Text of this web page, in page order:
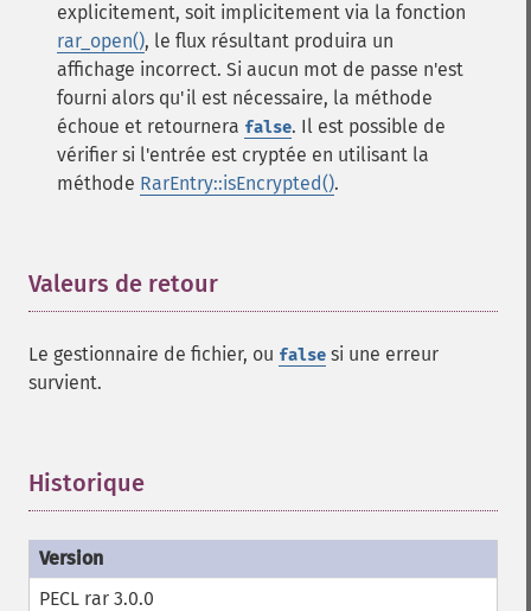
explicitement, soit implicitement via la fonction
rar_open(), le flux résultant produira un
affichage incorrect. Si aucun mot de passe n'est
fourni alors qu'il est nécessaire, la méthode
échoue et retournera false. Il est possible de
vérifier si l'entrée est cryptée en utilisant la
méthode RarEntry::isEncrypted().
Valeurs de retour
Le gestionnaire de fichier, ou false si une erreur
survient.
Historique
PECL rar 3.0.0